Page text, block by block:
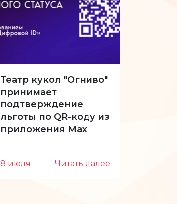
Театр кукол "Огниво"
принимает
подтверждение
льготы по QR-коду из
приложения Max
8 июля Читать далее